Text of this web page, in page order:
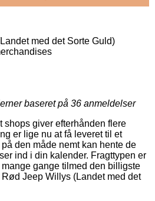
med det Sorte Guld)
baseret på 36 anmeldelser
shops giver efterhånden flere
er lige nu at få leveret til et
den måde nemt kan hente de
ind i din kalender. Fragttypen er
gange tilmed den billigste
Jeep Willys (Landet med det